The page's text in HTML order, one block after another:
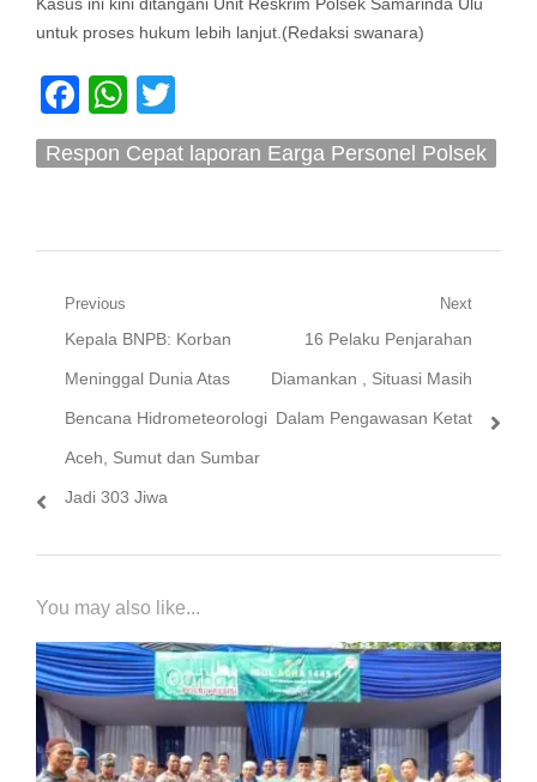
untuk proses hukum lebih lanjut.(Redaksi swanara)
Facebook
WhatsApp
Respon Cepat laporan Earga Personel Polsek
Navigasi
pos
Previous
Previous
post:
Kepala BNPB: Korban
Meninggal Dunia Atas
Bencana Hidrometeorologi
Aceh, Sumut dan Sumbar
Jadi 303 Jiwa
Next
Next
post:
16 Pelaku Penjarahan
Diamankan , Situasi Masih
Dalam Pengawasan Ketat
You may also like...